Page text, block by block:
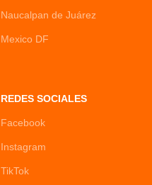
Naucalpan de Juárez
Mexico DF
REDES SOCIALES
Facebook
Instagram
TikTok